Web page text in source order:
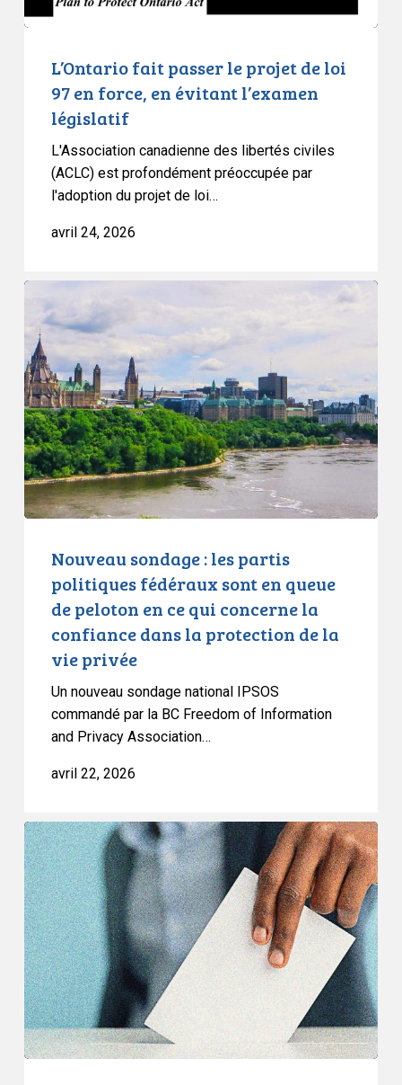
force,
législatif
L’Ontario fait passer le projet de loi
97 en force, en évitant l’examen
législatif
L'Association canadienne des libertés civiles
(ACLC) est profondément préoccupée par
l'adoption du projet de loi…
avril 24, 2026
Nouveau
sondage
:
les
partis
politiques
fédéraux
sont
en
queue
de
concerne
confiance
dans
vie
privée
Nouveau sondage : les partis
politiques fédéraux sont en queue
de peloton en ce qui concerne la
confiance dans la protection de la
vie privée
Un nouveau sondage national IPSOS
commandé par la BC Freedom of Information
and Privacy Association…
avril 22, 2026
L’ACLC
tire
la
sonnette
d’alarme
sur
la
politisation
de
la